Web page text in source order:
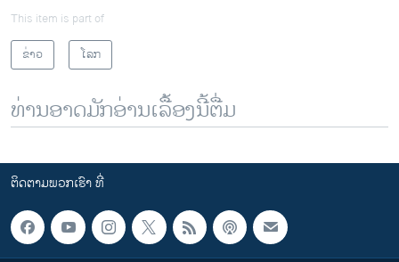
This item is part of
ຂ່າວ
ໂລກ
ທ່ານອາດມັກອ່ານເລື້ອງນີ້ຕື່ມ
ຕິດຕາມພວກເຮົາ ທີ່